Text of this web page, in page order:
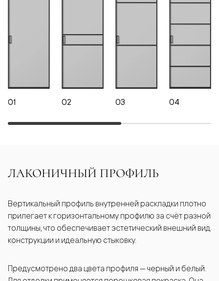
01 02 03 04
ЛАКОНИЧНЫЙ ПРОФИЛЬ
Вертикальный профиль внутренней раскладки плотно
прилегает к горизонтальному профилю за счёт разной
толщины, что обеспечивает эстетический внешний вид
конструкции и идеальную стыковку.
Предусмотрено два цвета профиля — черный и белый.